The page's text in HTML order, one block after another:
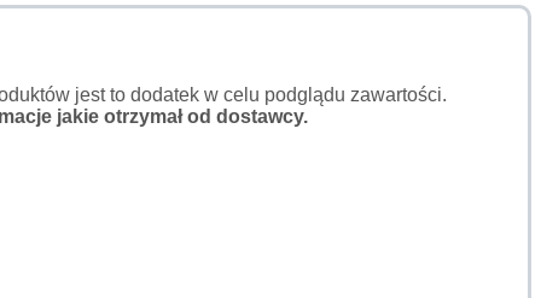
jest to dodatek w celu podglądu zawartości.
jakie otrzymał od dostawcy.